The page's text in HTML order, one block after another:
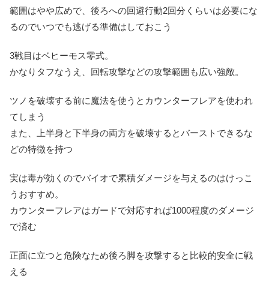
範囲はやや広めで、後ろへの回避行動2回分くらいは必要にな
るのでいつでも逃げる準備はしておこう
3戦目はベヒーモス零式。
かなりタフなうえ、回転攻撃などの攻撃範囲も広い強敵。
ツノを破壊する前に魔法を使うとカウンターフレアを使われ
てしまう
また、上半身と下半身の両方を破壊するとバーストできるな
どの特徴を持つ
実は毒が効くのでバイオで累積ダメージを与えるのはけっこ
うおすすめ。
カウンターフレアはガードで対応すれば1000程度のダメージ
で済む
正面に立つと危険なため後ろ脚を攻撃すると比較的安全に戦
える